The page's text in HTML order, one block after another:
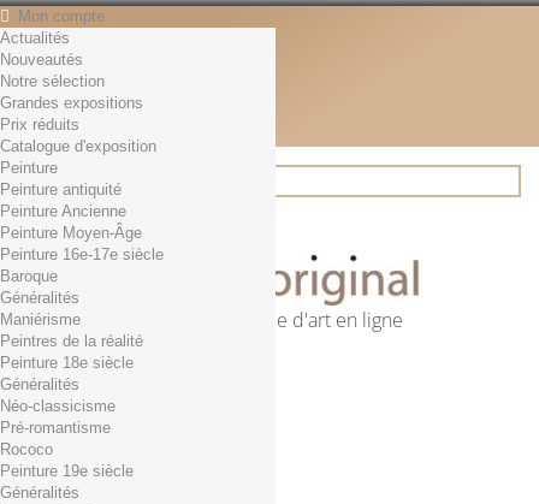
Mon compte
Contact
Français
English
Français
Actualités
Rechercher
Première librairie d'art en ligne
Panier (vide)
Aucun produit
0,01€ dès 29€ d'achat
0,00 € Total
Commander
Actualités
Nouveautés
Notre sélection
Grandes expositions
Prix réduits
Catalogue d'exposition
Peinture
Peinture antiquité
Peinture Ancienne
Peinture Moyen-Âge
Peinture 16e-17e siècle
Baroque
Généralités
Maniérisme
Peintres de la réalité
Peinture 18e siècle
Généralités
Néo-classicisme
Pré-romantisme
Rococo
Peinture 19e siècle
Généralités